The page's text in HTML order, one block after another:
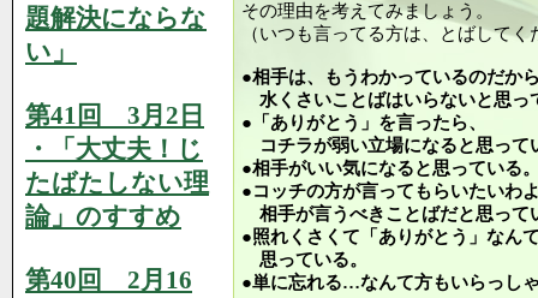
題解決にならな
い」
第41回 3月2日
・「大丈夫！じ
たばたしない理
論」のすすめ
第40回 2月16
その理由を考えてみましょう。
（いつも言ってる方は、とばしてく
●相手は、もうわかっているのだか
水くさいことばはいらないと思っ
●「ありがとう」を言ったら、
コチラが弱い立場になると思って
●相手がいい気になると思っている
●コッチの方が言ってもらいたいわ
相手が言うべきことばだと思って
●照れくさくて「ありがとう」なん
思っている。
●単に忘れる…なんて方もいらっし